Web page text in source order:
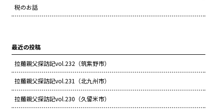
税のお話
最近の投稿
拉麺親父探訪記vol.232（筑紫野市）
拉麺親父探訪記vol.231（北九州市）
拉麺親父探訪記vol.230（久留米市）